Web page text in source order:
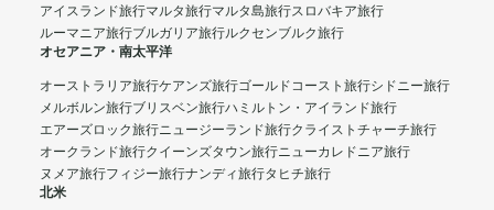
アイスランド旅行マルタ旅行マルタ島旅行スロバキア旅行
ルーマニア旅行ブルガリア旅行ルクセンブルク旅行
オセアニア・南太平洋
オーストラリア旅行ケアンズ旅行ゴールドコースト旅行シドニー旅行
メルボルン旅行ブリスベン旅行ハミルトン・アイランド旅行
エアーズロック旅行ニュージーランド旅行クライストチャーチ旅行
オークランド旅行クイーンズタウン旅行ニューカレドニア旅行
ヌメア旅行フィジー旅行ナンディ旅行タヒチ旅行
北米